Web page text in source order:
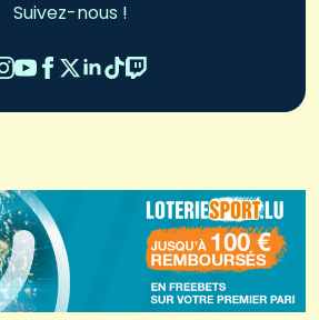
Suivez-nous !